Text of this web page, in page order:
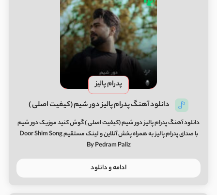
پدرام پالیز
دانلود آهنگ پدرام پالیز دور شیم (کیفیت اصلی )
دانلود آهنگ پدرام پالیز دور شیم (کیفیت اصلی ) گوش کنید موزیک دور شیم
با صدای پدرام پالیز به همراه پخش آنلاین و لینک مستقیم Door Shim Song
By Pedram Paliz
ادامه و دانلود